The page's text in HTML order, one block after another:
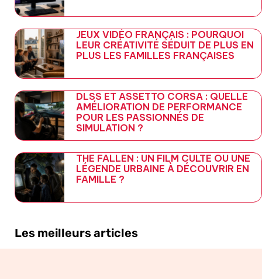
JEUX VIDÉO FRANÇAIS : POURQUOI
LEUR CRÉATIVITÉ SÉDUIT DE PLUS EN
PLUS LES FAMILLES FRANÇAISES
DLSS ET ASSETTO CORSA : QUELLE
AMÉLIORATION DE PERFORMANCE
POUR LES PASSIONNÉS DE
SIMULATION ?
THE FALLEN : UN FILM CULTE OU UNE
LÉGENDE URBAINE À DÉCOUVRIR EN
FAMILLE ?
Les meilleurs articles